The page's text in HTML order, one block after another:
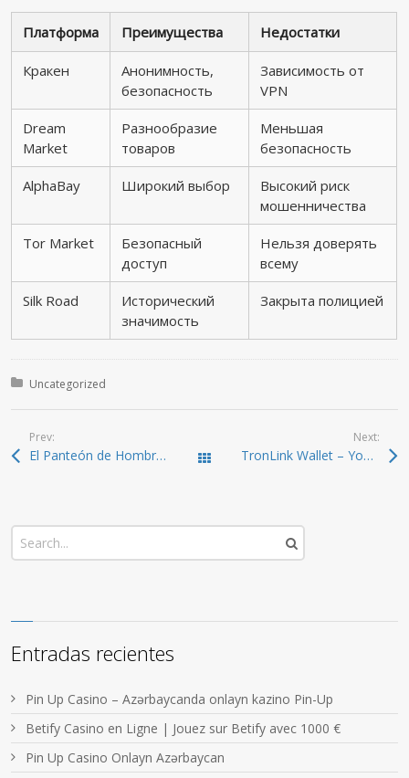
Платформа Преимущества Недостатки
Кракен
Анонимность,
безопасность
Зависимость от
VPN
Dream
Market
Разнообразие
товаров
Меньшая
безопасность
AlphaBay Широкий выбор
Высокий риск
мошенничества
Tor Market
Безопасный
доступ
Нельзя доверять
всему
Silk Road
Исторический
значимость
Закрыта полицией
Posted in:
Uncategorized
Prev:
El Panteón de Hombres Ilustres rinde homenaje a figuras destacadas de la historia española. Todas las entradas
Next:
TronLink Wallet – Your All-in-One Solution for TRON
Entradas recientes
Pin Up Casino – Azərbaycanda onlayn kazino Pin-Up
Betify Casino en Ligne | Jouez sur Betify avec 1000 €
Pin Up Casino Onlayn Azərbaycan